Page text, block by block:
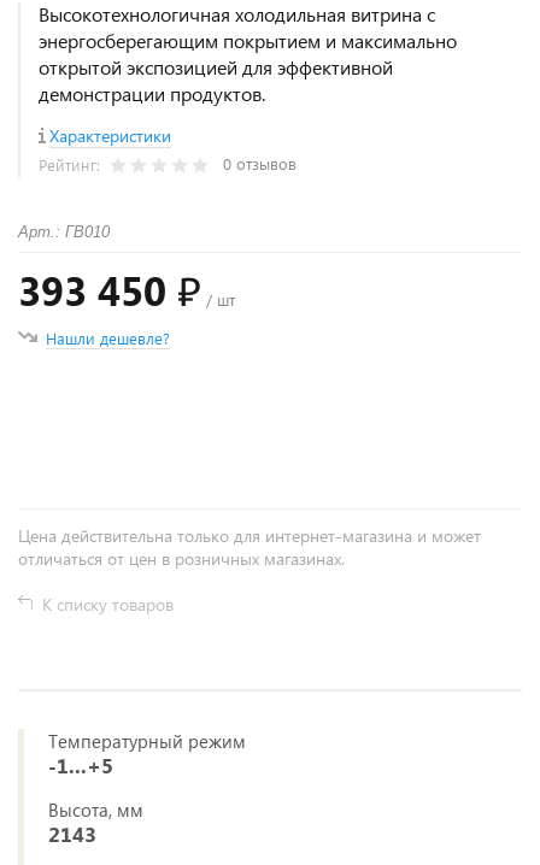
Высокотехнологичная холодильная витрина с
энергосберегающим покрытием и максимально
открытой экспозицией для эффективной
демонстрации продуктов.
Характеристики
Рейтинг: 0 отзывов
Арт.: ГВ010
393 450 ₽ / шт
Нашли дешевле?
Цена действительна только для интернет-магазина и может
отличаться от цен в розничных магазинах.
К списку товаров
Температурный режим
-1...+5
Высота, мм
2143